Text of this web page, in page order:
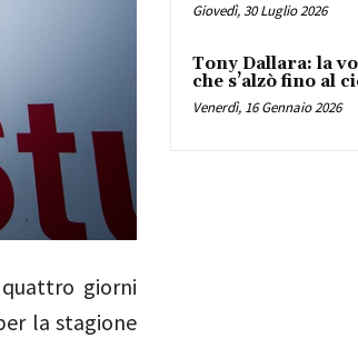
giorni
la stagione
Giovedì, 30 Luglio 2026
Tony Dallara: la
che s’alzò fino al
Venerdì, 16 Gennaio 2026